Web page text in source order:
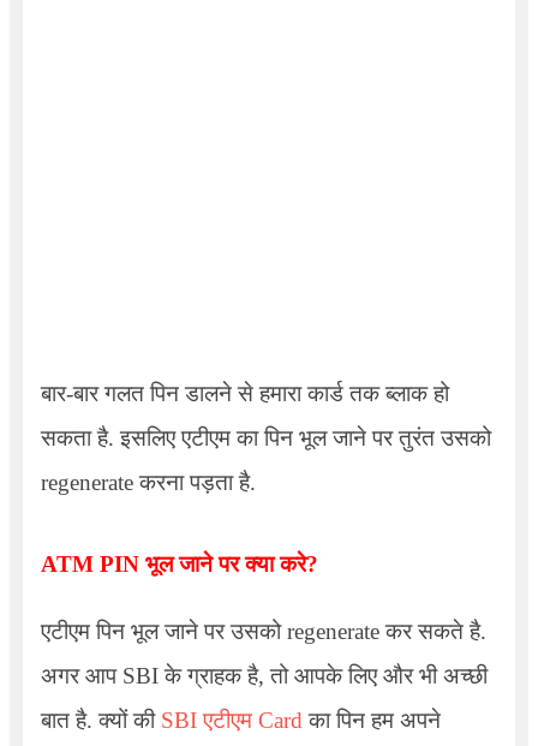
बार-बार गलत पिन डालने से हमारा कार्ड तक ब्लाक हो
सकता है. इसलिए एटीएम का पिन भूल जाने पर तुरंत उसको
regenerateकरना पड़ता है.
ATM PIN भूल जाने पर क्या करे?
एटीएम पिन भूल जाने पर उसको regenerate कर सकते है.
अगर आप SBI के ग्राहक है, तो आपके लिए और भी अच्छी
बात है. क्यों की SBI एटीएम Cardका पिन हम अपने